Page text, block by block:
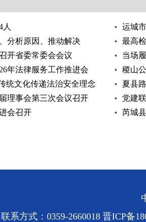
运城
家安全
分析原因、推动解决
最高
开省委常委会会议
当场
年法律服务工作推进会
稷山
统文化传递法治安全理念
夏县
理事会第三次会议召开
党建
会召开
芮城
联系方式：0359-2660018 晋ICP备